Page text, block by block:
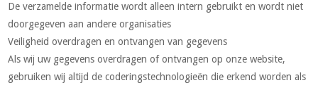
De verzamelde informatie wordt alleen intern gebruikt en wordt niet
doorgegeven aan andere organisaties
Veiligheid overdragen en ontvangen van gegevens
Als wij uw gegevens overdragen of ontvangen op onze website,
gebruiken wij altijd de coderingstechnologieën die erkend worden als